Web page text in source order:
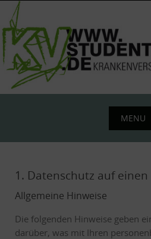
Skip
content
MENU
Skip
content
1. Datenschutz auf einen
Allgemeine Hinweise
Die folgenden Hinweise geben
darüber, was mit Ihren